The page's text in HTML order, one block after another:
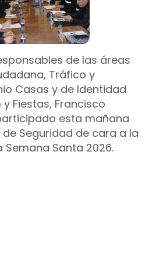
de las áreas
Tráfico y
Casas y de Identidad
Fiestas, Francisco
esta mañana
Seguridad de cara a la
Santa 2026.